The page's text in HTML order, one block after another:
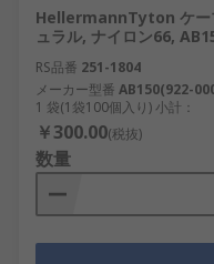
HellermannTyton ケー
ュラル, ナイロン66,
RS品番 251-1804
メーカー型番 AB150(922-
1 袋(1袋100個入り) 小計：
￥300.00(税抜)
数量